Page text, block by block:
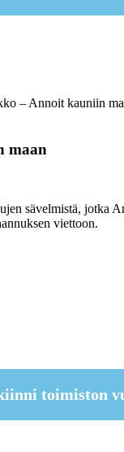
– Annoit kauniin
maan
sävelmistä, jotka
viettoon.
toimiston